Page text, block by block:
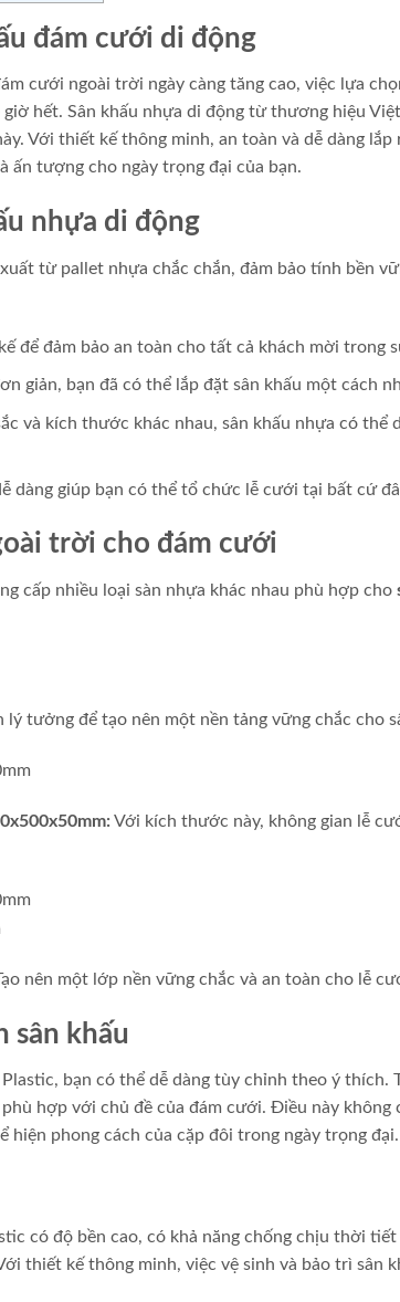
đám cưới di động
cưới ngoài trời ngày càng tăng cao, việc lựa
hết. Sân khấu nhựa di động từ thương hiệu
Với thiết kế thông minh, an toàn và dễ dàng lắp
ấn tượng cho ngày trọng đại của bạn.
nhựa di động
từ pallet nhựa chắc chắn, đảm bảo tính bền
để đảm bảo an toàn cho tất cả khách mời trong
giản, bạn đã có thể lắp đặt sân khấu một cách
và kích thước khác nhau, sân khấu nhựa có thể
dàng giúp bạn có thể tổ chức lễ cưới tại bất cứ
trời cho đám cưới
cấp nhiều loại sàn nhựa khác nhau phù hợp cho
lý tưởng để tạo nên một nền tảng vững chắc cho
Với kích thước này, không gian lễ
nên một lớp nền vững chắc và an toàn cho lễ
sân khấu
bạn có thể dễ dàng tùy chỉnh theo ý thích.
hợp với chủ đề của đám cưới. Điều này không
hiện phong cách của cặp đôi trong ngày trọng đại.
có độ bền cao, có khả năng chống chịu thời
thiết kế thông minh, việc vệ sinh và bảo trì sân